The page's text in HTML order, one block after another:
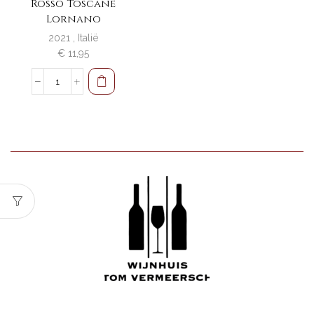
Rosso Toscane
Lornano
2021 , Italië
€ 11,95
Rosso